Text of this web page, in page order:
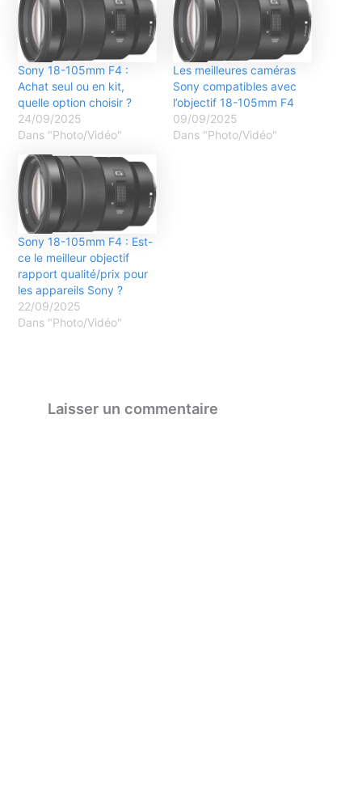
Sony 18-105mm F4 :
Achat seul ou en kit,
quelle option choisir ?
24/09/2025
Dans "Photo/Vidéo"
Les meilleures caméras
Sony compatibles avec
l’objectif 18-105mm F4
09/09/2025
Dans "Photo/Vidéo"
Sony 18-105mm F4 : Est-
ce le meilleur objectif
rapport qualité/prix pour
les appareils Sony ?
22/09/2025
Dans "Photo/Vidéo"
Laisser un commentaire